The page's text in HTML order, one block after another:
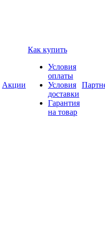
Акции
Как купить
Условия
оплаты
Условия
доставки
Гарантия
на товар